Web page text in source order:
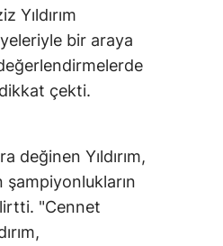
Yıldırım
bir araya
çekti.
değinen Yıldırım,
şampiyonlukların
"Cennet